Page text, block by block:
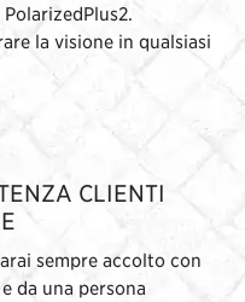
la visione in qualsiasi
CLIENTI
sempre accolto con
da una persona